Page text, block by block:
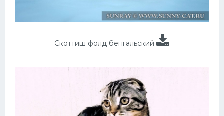
Скоттиш фолд бенгальский